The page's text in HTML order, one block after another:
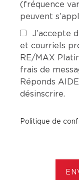
(fréquence
peuvent
J’accepte
et courriels
RE/MAX
frais de
Réponds
désinscrire.
Politique de